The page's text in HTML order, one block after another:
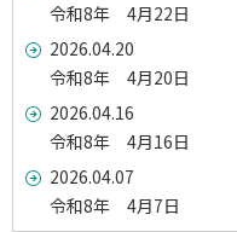
令和8年 4月22日
2026.04.20
令和8年 4月20日
2026.04.16
令和8年 4月16日
2026.04.07
令和8年 4月7日